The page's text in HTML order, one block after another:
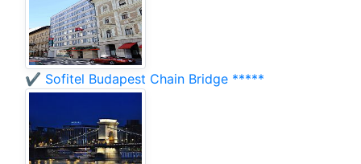
✔️ Sofitel Budapest Chain Bridge *****